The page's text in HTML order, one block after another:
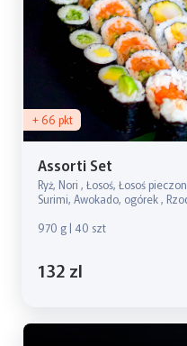
+ 66 pkt
Assorti Set
Ryż, Nori , Łosoś, Łosoś
Surimi, Awokado, ogórek ,
970 g | 40 szt
132 zl